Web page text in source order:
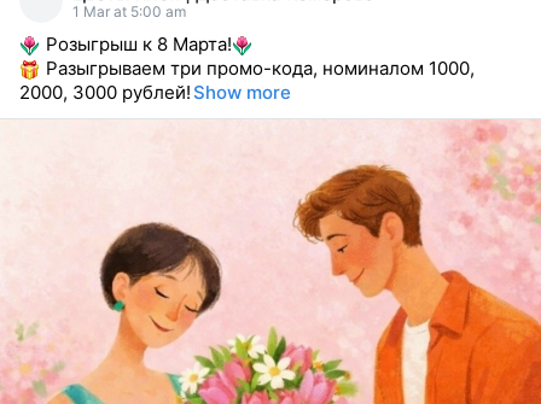
1 Mar at 5:00 am
Розыгрыш к 8 Марта!
Разыгрываем три промо-кода, номиналом 1000,
2000, 3000 рублей!Show more